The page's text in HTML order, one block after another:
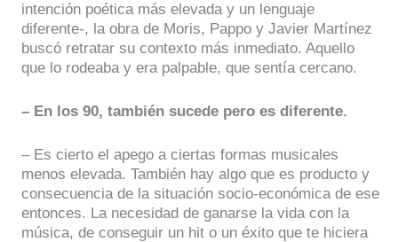
intención poética más elevada y un lenguaje
diferente-, la obra de Moris, Pappo y Javier Martínez
buscó retratar su contexto más inmediato. Aquello
que lo rodeaba y era palpable, que sentía cercano.
– En los 90, también sucede pero es diferente.
– Es cierto el apego a ciertas formas musicales
menos elevada. También hay algo que es producto y
consecuencia de la situación socio-económica de ese
entonces. La necesidad de ganarse la vida con la
música, de conseguir un hit o un éxito que te hiciera